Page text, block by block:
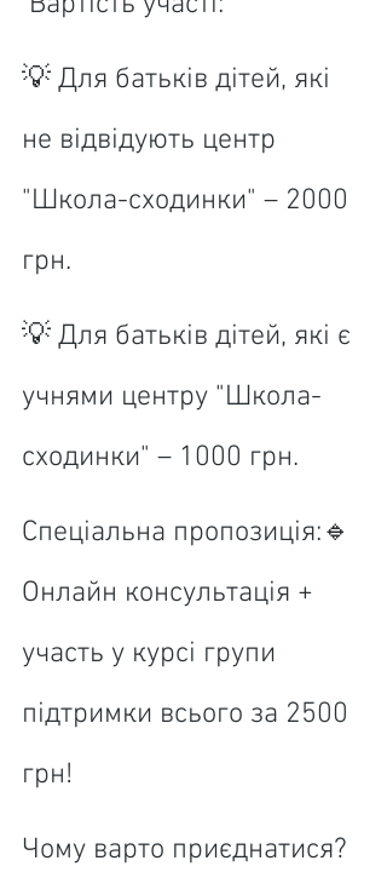
💡 Для батьків дітей, які
не відвідують центр
"Школа-сходинки" – 2000
грн.
💡 Для батьків дітей, які є
учнями центру "Школа-
сходинки" – 1000 грн.
Спеціальна пропозиція:🔹
Онлайн консультація +
участь у курсі групи
підтримки всього за 2500
грн!
Чому варто приєднатися?